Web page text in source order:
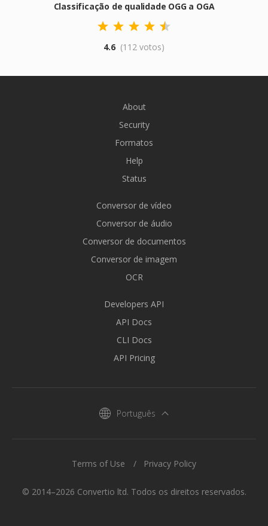
Classificação de qualidade OGG a OGA
4.6 (112 votos)
About
Security
Formatos
Help
Status
Conversor de vídeo
Conversor de áudio
Conversor de documentos
Conversor de imagem
OCR
Developers API
API Docs
CLI Docs
API Pricing
Português
© 2014–2026 Convertio ltd. Todos os direitos reservados.
Terms of Use Privacy Policy